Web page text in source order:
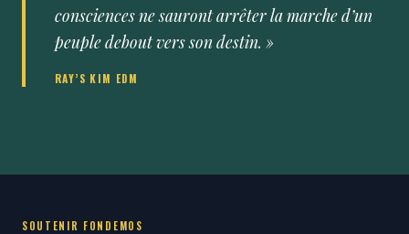
consciences ne sauront arrêter la marche d’un
peuple debout vers son destin. »
RAY’S KIM EDM
SOUTENIR FONDEMOS